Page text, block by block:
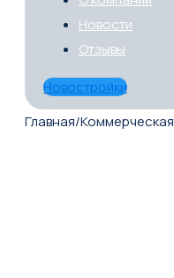
Новости
Отзывы
Новостройки
Главная/Коммерческая